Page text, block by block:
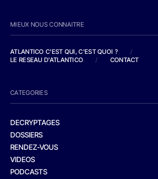
MIEUX NOUS CONNAITRE
ATLANTICO C'EST QUI, C'EST QUOI ?
/
LE RESEAU D'ATLANTICO
/ CONTACT
CATEGORIES
DECRYPTAGES
DOSSIERS
RENDEZ-VOUS
VIDEOS
PODCASTS